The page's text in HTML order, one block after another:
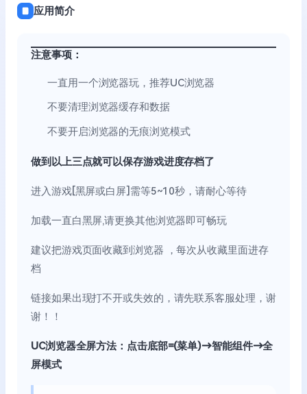
应用简介
注意事项：
一直用一个浏览器玩，推荐UC浏览器
不要清理浏览器缓存和数据
不要开启浏览器的无痕浏览模式
做到以上三点就可以保存游戏进度存档了
进入游戏[黑屏或白屏]需等5~10秒，请耐心等待
加载一直白黑屏,请更换其他浏览器即可畅玩
建议把游戏页面收藏到浏览器 ，每次从收藏里面进存
档
链接如果出现打不开或失效的，请先联系客服处理，谢
谢！！
UC浏览器全屏方法：点击底部=(菜单)→智能组件→全
屏模式